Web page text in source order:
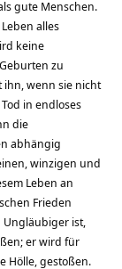
gute Menschen.
alles
keine
zu
ihn, wenn sie nicht
in endloses
die
abhängig
winzigen und
Leben an
Frieden
Ungläubiger ist,
er wird für
Hölle, gestoßen.